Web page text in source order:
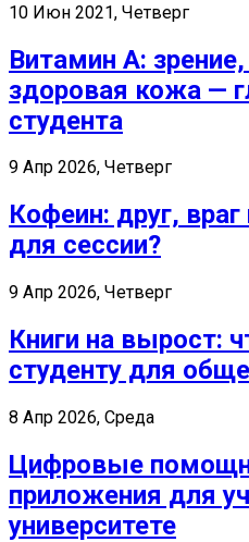
10 Июн 2021, Четверг
Витамин А:
здоровая кожа —
студента
9 Апр 2026, Четверг
Кофеин: друг,
для сессии?
9 Апр 2026, Четверг
Книги на вырост:
студенту для
8 Апр 2026, Среда
Цифровые
приложения для
университете